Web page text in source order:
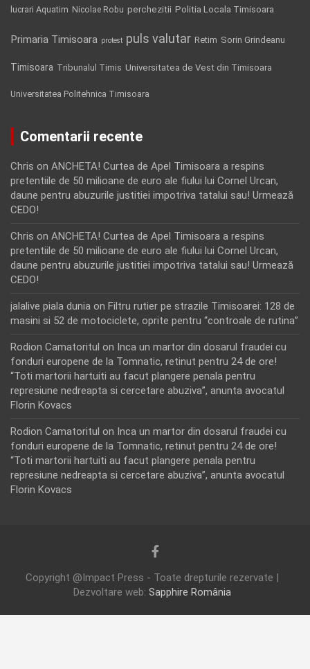
lucrari Aquatim Nicolae Robu perchezitii Politia Locala Timisoara
Primaria Timisoara protest puls valutar Retim Sorin Grindeanu
Timisoara Tribunalul Timis Universitatea de Vest din Timisoara
Universitatea Politehnica Timisoara
Comentarii recente
Chris on ANCHETA! Curtea de Apel Timisoara a respins
pretentiile de 50 milioane de euro ale fiului lui Cornel Urcan,
daune pentru abuzurile justitiei impotriva tatalui sau! Urmează
CEDO!
Chris on ANCHETA! Curtea de Apel Timisoara a respins
pretentiile de 50 milioane de euro ale fiului lui Cornel Urcan,
daune pentru abuzurile justitiei impotriva tatalui sau! Urmează
CEDO!
jalalive piala dunia on Filtru rutier pe strazile Timisoarei: 128 de
masini si 52 de motociclete, oprite pentru “controale de rutina”
Rodion Camatoritul on Inca un martor din dosarul fraudei cu
fonduri europene de la Tomnatic, retinut pentru 24 de ore!
“Toti martorii hartuiti au facut plangere penala pentru
represiune nedreapta si cercetare abuziva”, anunta avocatul
Florin Kovacs
Rodion Camatoritul on Inca un martor din dosarul fraudei cu
fonduri europene de la Tomnatic, retinut pentru 24 de ore!
“Toti martorii hartuiti au facut plangere penala pentru
represiune nedreapta si cercetare abuziva”, anunta avocatul
Florin Kovacs
Copyright @Impact Press - Toate drepturile rezervate |
Dezvoltare web: Sapphire România